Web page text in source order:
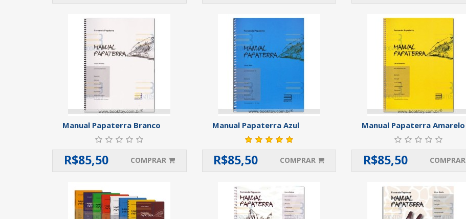
Manual Papaterra Branco
R$85,50 COMPRAR
Manual Papaterra Azul
R$85,50 COMPRAR
Manual Papaterra Amarelo
R$85,50 COMPRAR